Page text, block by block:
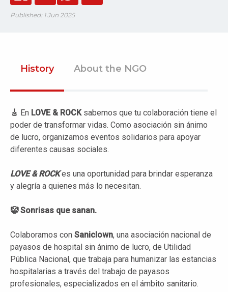
Published: 1 Jun 2025
History About the NGO
🎸 En LOVE & ROCK sabemos que tu colaboración tiene el
poder de transformar vidas. Como asociación sin ánimo
de lucro, organizamos eventos solidarios para apoyar
diferentes causas sociales.
LOVE & ROCKes una oportunidad para brindar esperanza
y alegría a quienes más lo necesitan.
🤡 Sonrisas que sanan.
Colaboramos con Saniclown, una asociación nacional de
payasos de hospital sin ánimo de lucro, de Utilidad
Pública Nacional, que trabaja para humanizar las estancias
hospitalarias a través del trabajo de payasos
profesionales, especializados en el ámbito sanitario.